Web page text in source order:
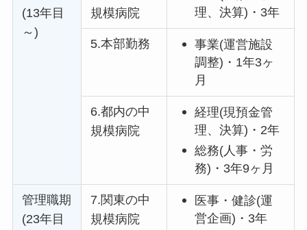
(13年目
～)
規模病院
理、決算)・3年
5.本部勤務
事業(運営施設
調整)・1年3ヶ
月
6.都内の中
規模病院
経理(現預金管
理、決算)・2年
総務(人事・労
務)・3年9ヶ月
管理職期
(23年目
7.関東の中
規模病院
医事・健診(運
営企画)・3年